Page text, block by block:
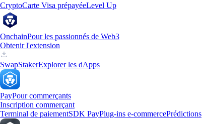
CryptoCarte Visa prépayéeLevel Up
OnchainPour les passionnés de Web3
Obtenir l'extension
SwapStakerExplorer les dApps
PayPour commerçants
Inscription commerçant
Terminal de paiementSDK PayPlug-ins e-commercePrédictions